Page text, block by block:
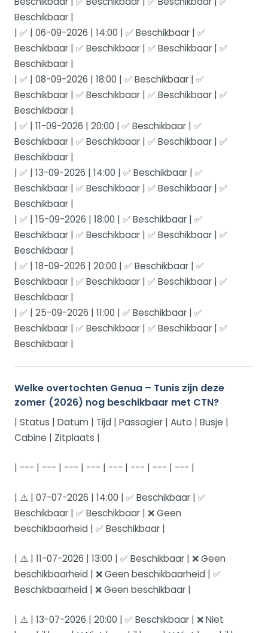
Beschikbaar |
| ✅ | 06-09-2026 | 14:00 | ✅ Beschikbaar | ✅
Beschikbaar | ✅ Beschikbaar | ✅ Beschikbaar | ✅
Beschikbaar |
| ✅ | 08-09-2026 | 18:00 | ✅ Beschikbaar | ✅
Beschikbaar | ✅ Beschikbaar | ✅ Beschikbaar | ✅
Beschikbaar |
| ✅ | 11-09-2026 | 20:00 | ✅ Beschikbaar | ✅
Beschikbaar | ✅ Beschikbaar | ✅ Beschikbaar | ✅
Beschikbaar |
| ✅ | 13-09-2026 | 14:00 | ✅ Beschikbaar | ✅
Beschikbaar | ✅ Beschikbaar | ✅ Beschikbaar | ✅
Beschikbaar |
| ✅ | 15-09-2026 | 18:00 | ✅ Beschikbaar | ✅
Beschikbaar | ✅ Beschikbaar | ✅ Beschikbaar | ✅
Beschikbaar |
| ✅ | 18-09-2026 | 20:00 | ✅ Beschikbaar | ✅
Beschikbaar | ✅ Beschikbaar | ✅ Beschikbaar | ✅
Beschikbaar |
| ✅ | 25-09-2026 | 11:00 | ✅ Beschikbaar | ✅
Beschikbaar | ✅ Beschikbaar | ✅ Beschikbaar | ✅
Beschikbaar |
Welke overtochten Genua – Tunis zijn deze
zomer (2026) nog beschikbaar met CTN?
| Status | Datum | Tijd | Passagier | Auto | Busje |
Cabine | Zitplaats |
| --- | --- | --- | --- | --- | --- | --- | --- |
| ⚠️ | 07-07-2026 | 14:00 | ✅ Beschikbaar | ✅
Beschikbaar | ✅ Beschikbaar | ❌ Geen
beschikbaarheid | ✅ Beschikbaar |
| ⚠️ | 11-07-2026 | 13:00 | ✅ Beschikbaar | ❌ Geen
beschikbaarheid | ❌ Geen beschikbaarheid | ✅
Beschikbaarheid | ❌ Geen beschikbaar |
| ⚠️ | 13-07-2026 | 20:00 | ✅ Beschikbaar | ❌ Niet